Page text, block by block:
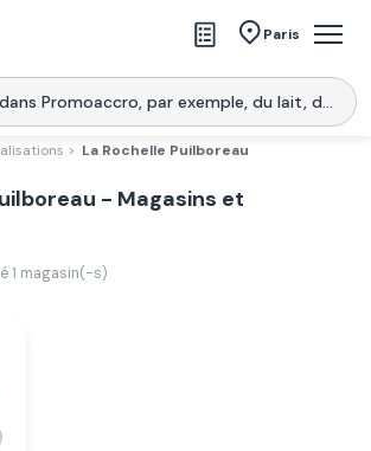
Paris
Télécharger
> La Rochelle Puilboreau
- Magasins et
1 magasin(-s)